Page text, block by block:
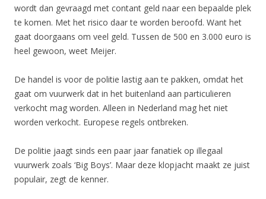
wordt dan gevraagd met contant geld naar een bepaalde plek
te komen. Met het risico daar te worden beroofd. Want het
gaat doorgaans om veel geld. Tussen de 500 en 3.000 euro is
heel gewoon, weet Meijer.
De handel is voor de politie lastig aan te pakken, omdat het
gaat om vuurwerk dat in het buitenland aan particulieren
verkocht mag worden. Alleen in Nederland mag het niet
worden verkocht. Europese regels ontbreken.
De politie jaagt sinds een paar jaar fanatiek op illegaal
vuurwerk zoals ‘Big Boys’. Maar deze klopjacht maakt ze juist
populair, zegt de kenner.